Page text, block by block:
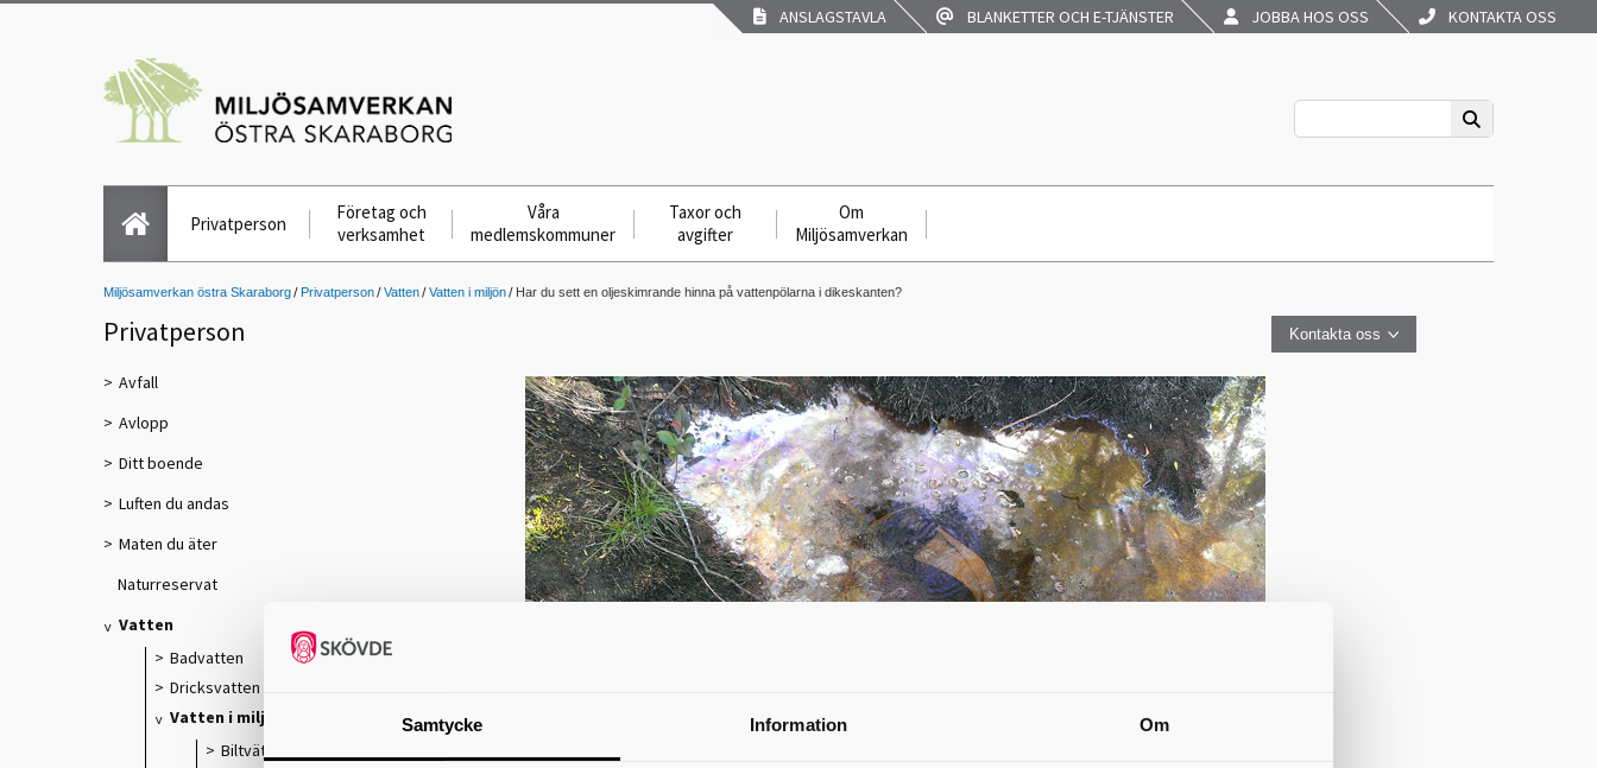
Samtycke Information Om
ANSLAGSTAVLA BLANKETTER OCH E-TJÄNSTER JOBBA HOS OSS KONTAKTA OSS
Privatperson
Företag och
verksamhet
Våra
medlemskommuner
Taxor och
avgifter
Om
Miljösamverkan
Miljösamverkan östra Skaraborg Privatperson Vatten Vatten i miljön Har du sett en oljeskimrande hinna på vattenpölarna i dikeskanten?
Privatperson
Avfall
Avlopp
Ditt boende
Luften du andas
Maten du äter
Naturreservat
Vatten
Badvatten
Dricksvatten
Vatten i miljön
Biltvätt
Kontakta oss